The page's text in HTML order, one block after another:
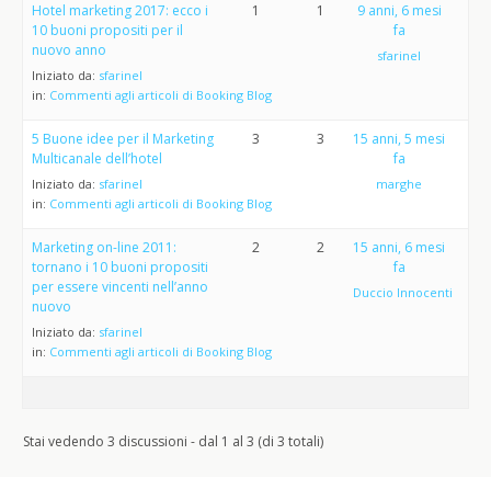
Hotel marketing 2017: ecco i
10 buoni propositi per il
nuovo anno
Iniziato da: sfarinel
in: Commenti agli articoli di Booking Blog
1 1
9 anni, 6 mesi
fa
sfarinel
5 Buone idee per il Marketing
Multicanale dell’hotel
Iniziato da: sfarinel
in: Commenti agli articoli di Booking Blog
3 3
15 anni, 5 mesi
fa
marghe
Marketing on-line 2011:
tornano i 10 buoni propositi
per essere vincenti nell’anno
nuovo
Iniziato da: sfarinel
in: Commenti agli articoli di Booking Blog
2 2
15 anni, 6 mesi
fa
Duccio Innocenti
Stai vedendo 3 discussioni - dal 1 al 3 (di 3 totali)